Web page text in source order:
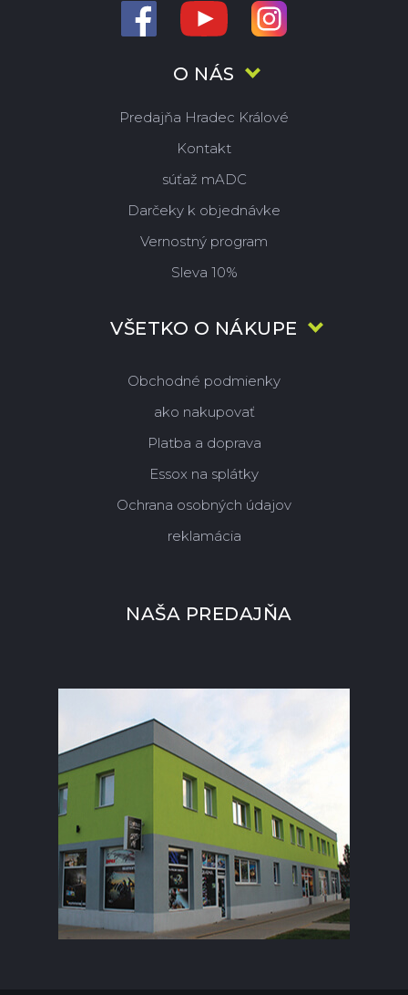
O NÁS
Predajňa Hradec Králové
Kontakt
súťaž mADC
Darčeky k objednávke
Vernostný program
Sleva 10%
VŠETKO O NÁKUPE
Obchodné podmienky
ako nakupovať
Platba a doprava
Essox na splátky
Ochrana osobných údajov
reklamácia
NAŠA PREDAJŇA